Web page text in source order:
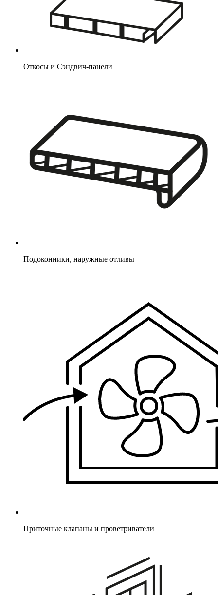
Откосы и Сэндвич-панели
Подоконники, наружные отливы
Приточные клапаны и проветриватели